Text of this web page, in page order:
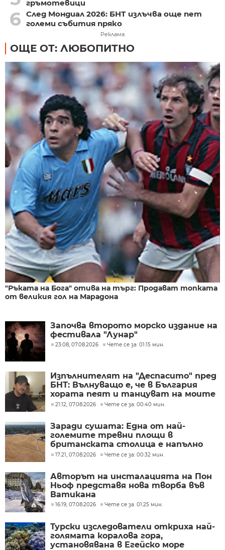
гръмотевици
6 След Мондиал 2026: БНТ излъчва още пет
големи събития пряко
Реклама
ОЩЕ ОТ: ЛЮБОПИТНО
"Ръката на Бога" отива на търг: Продават топката
от великия гол на Марадона
Започва второто морско издание на
фестивала "Лунар"
23:08, 07.08.2026 Чете се за: 01:15 мин.
Изпълнителят на "Деспасито" пред
БНТ: Вълнуващо е, че в България
хората пеят и танцуват на моите
песни
21:12, 07.08.2026 Чете се за: 00:40 мин.
Заради сушата: Една от най-
големите тревни площи в
британската столица е напълно
изгоряла
17:21, 07.08.2026 Чете се за: 00:32 мин.
Авторът на инсталацията на Пон
Ньоф представя нова творба във
Ватикана
16:19, 07.08.2026 Чете се за: 01:25 мин.
Турски изследователи откриха най-
голямата коралова гора,
установявана в Егейско море